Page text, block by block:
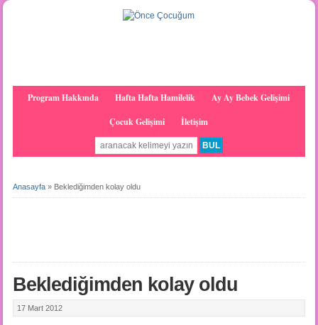
Program Hakkında Hafta Hafta Hamilelik
Ay Ay Bebek Gelişimi
Çocuk Gelişimi
İletişim
Anasayfa» Beklediğimden kolay oldu
Beklediğimden kolay oldu
17 Mart 2012